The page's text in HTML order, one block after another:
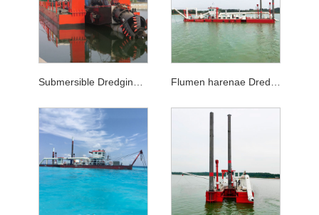
Submersible Dredging sentinam ad 25m profundum Cutter Suction Dredger Machina Flumen harenae Dredging Cutter Suction Dredger